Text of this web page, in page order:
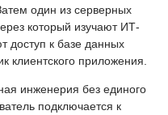
один из серверных
который изучают ИТ-
доступ к базе данных
клиентского приложения.
инженерия без единого
подключается к